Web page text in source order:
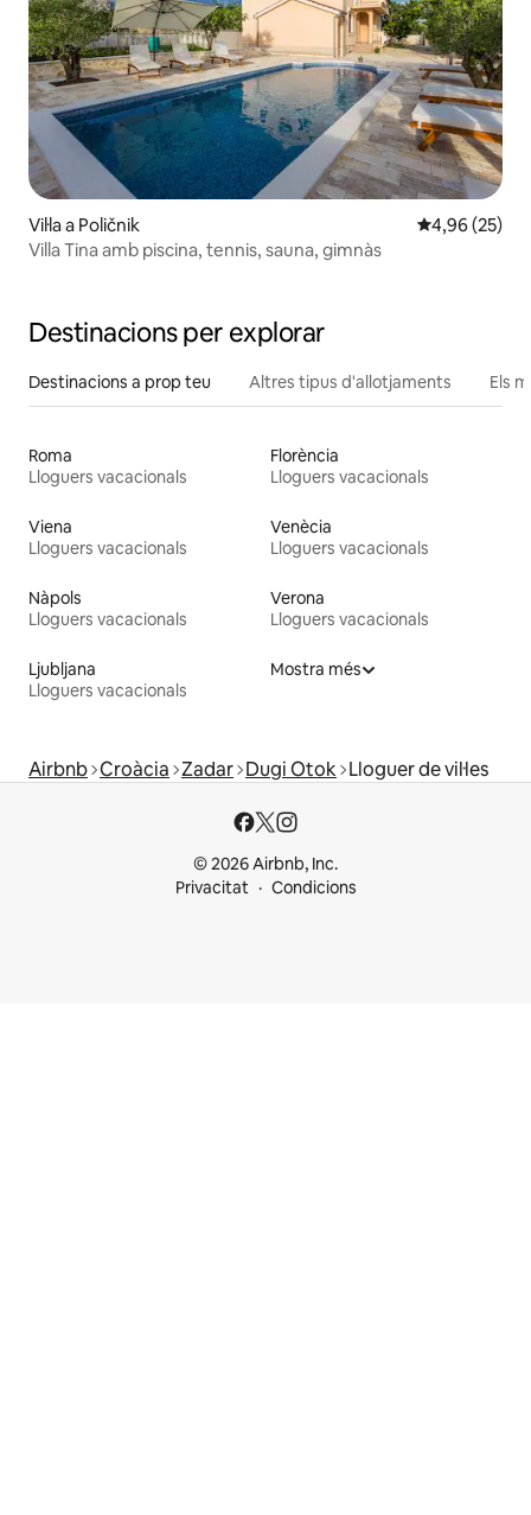
Vil·la a Poličnik 4,96 de
4,96 (25)
Villa Tina amb piscina, tennis, sauna, gimnàs
Destinacions per explorar
Destinacions a prop teu Altres tipus d'allotjaments Els
Roma
Lloguers vacacionals
Florència
Lloguers vacacionals
Viena
Lloguers vacacionals
Venècia
Lloguers vacacionals
Nàpols
Lloguers vacacionals
Verona
Lloguers vacacionals
Ljubljana
Lloguers vacacionals
Mostra més
Airbnb Croàcia Zadar Dugi Otok Lloguer de vil·les
© 2026 Airbnb, Inc.
Privacitat
Condicions